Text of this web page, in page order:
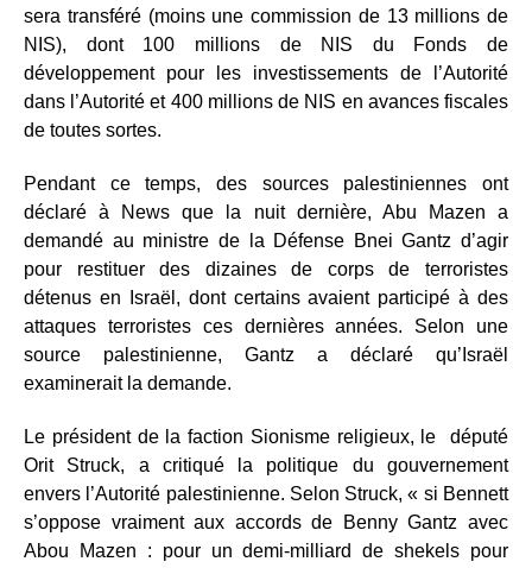
sera transféré (moins une commission de 13 millions de
NIS), dont 100 millions de NIS du Fonds de
développement pour les investissements de l’Autorité
dans l’Autorité et 400 millions de NIS en avances fiscales
de toutes sortes.
Pendant ce temps, des sources palestiniennes ont
déclaré à News que la nuit dernière, Abu Mazen a
demandé au ministre de la Défense Bnei Gantz d’agir
pour restituer des dizaines de corps de terroristes
détenus en Israël, dont certains avaient participé à des
attaques terroristes ces dernières années. Selon une
source palestinienne, Gantz a déclaré qu’Israël
examinerait la demande.
Le président de la faction Sionisme religieux, le député
Orit Struck, a critiqué la politique du gouvernement
envers l’Autorité palestinienne. Selon Struck, « ​​si Bennett
s’oppose vraiment aux accords de Benny Gantz avec
Abou Mazen : pour un demi-milliard de shekels pour